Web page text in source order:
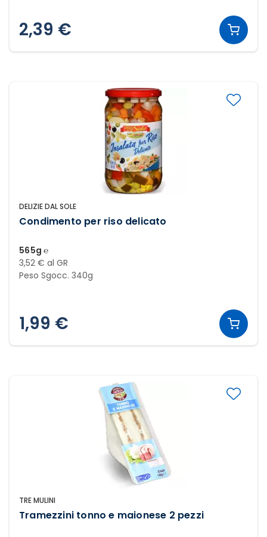
2,39 €
DELIZIE DAL SOLE
Condimento per riso delicato
565g ℮
3,52 € al GR
Peso Sgocc. 340g
1,99 €
TRE MULINI
Tramezzini tonno e maionese 2 pezzi